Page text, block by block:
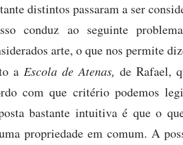
distintos passaram a ser
conduz ao seguinte
arte, o que nos permite
a Escola de Atenas, de Rafael,
com que critério podemos
bastante intuitiva é que o
propriedade em comum. A